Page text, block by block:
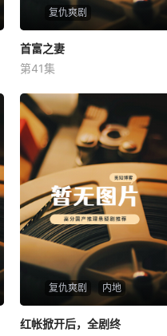
复仇爽剧
首富之妻
未知
首富之妻
第41集
复仇爽剧 内地
红帐掀开后，全剧终
红帐掀开后，全剧终